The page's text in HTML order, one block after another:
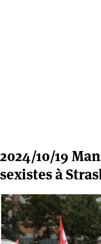
2024/10/19
sexistes à